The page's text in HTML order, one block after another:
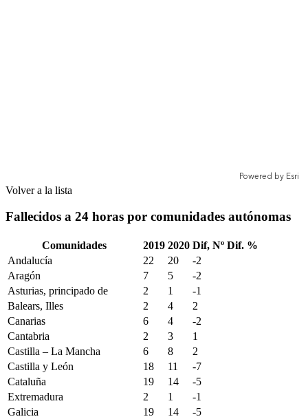
Volver a la lista
Fallecidos a 24 horas por comunidades autónomas
Comunidades 2019 2020 Dif, Nº Dif. %
Andalucía
22 20
-2
Aragón
7 5
-2
Asturias, principado de
2 1
-1
Balears, Illes
2 4
2
Canarias
6 4
-2
Cantabria
2 3
1
Castilla – La Mancha
6 8
2
Castilla y León
18 11
-7
Cataluña
19 14
-5
Extremadura
2 1
-1
Galicia
19 14
-5